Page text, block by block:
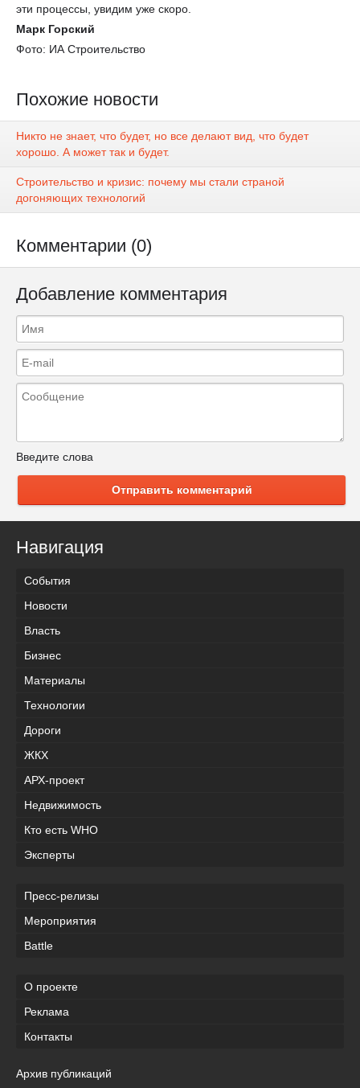
эти процессы, увидим уже скоро.
Марк Горский
Фото: ИА Строительство
Похожие новости
Никто не знает, что будет, но все делают вид, что будет
хорошо. А может так и будет.
Строительство и кризис: почему мы стали страной
догоняющих технологий
Комментарии (0)
Добавление комментария
Введите слова
Отправить комментарий
Навигация
События
Новости
Власть
Бизнес
Материалы
Технологии
Дороги
ЖКХ
АРХ-проект
Недвижимость
Кто есть WHO
Эксперты
Пресс-релизы
Мероприятия
Battle
О проекте
Реклама
Контакты
Архив публикаций